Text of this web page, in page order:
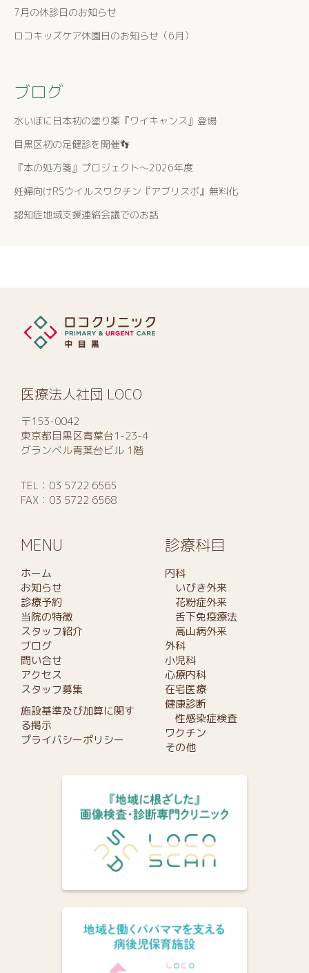
7月の休診日のお知らせ
ロコキッズケア休園日のお知らせ（6月）
ブログ
水いぼに日本初の塗り薬『ワイキャンス』登場
目黒区初の足健診を開催👣
『本の処方箋』プロジェクト〜2026年度
妊婦向けRSウイルスワクチン『アブリスボ』無料化
認知症地域支援連絡会議でのお話
医療法人社団 LOCO
〒153-0042
東京都目黒区青葉台1-23-4
グランベル青葉台ビル 1階
TEL： 03 5722 6565
FAX：03 5722 6568
MENU
ホーム
お知らせ
診療予約
当院の特徴
スタッフ紹介
ブログ
問い合せ
アクセス
スタッフ募集
施設基準及び加算に関す
る掲示
プライバシーポリシー
診療科目
内科
いびき外来
花粉症外来
舌下免疫療法
高山病外来
外科
小児科
心療内科
在宅医療
健康診断
性感染症検査
ワクチン
その他